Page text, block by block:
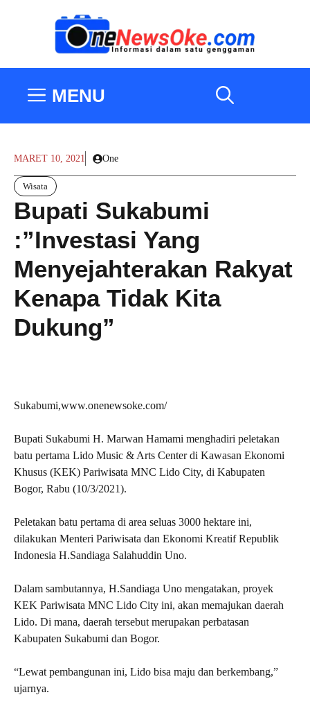
MENU
MARET 10, 2021 One
Wisata
Bupati Sukabumi
:”Investasi Yang
Menyejahterakan Rakyat
Kenapa Tidak Kita
Dukung”
Sukabumi,www.onenewsoke.com/
Bupati Sukabumi H. Marwan Hamami menghadiri peletakan
batu pertama Lido Music & Arts Center di Kawasan Ekonomi
Khusus (KEK) Pariwisata MNC Lido City, di Kabupaten
Bogor, Rabu (10/3/2021).
Peletakan batu pertama di area seluas 3000 hektare ini,
dilakukan Menteri Pariwisata dan Ekonomi Kreatif Republik
Indonesia H.Sandiaga Salahuddin Uno.
Dalam sambutannya, H.Sandiaga Uno mengatakan, proyek
KEK Pariwisata MNC Lido City ini, akan memajukan daerah
Lido. Di mana, daerah tersebut merupakan perbatasan
Kabupaten Sukabumi dan Bogor.
“Lewat pembangunan ini, Lido bisa maju dan berkembang,”
ujarnya.